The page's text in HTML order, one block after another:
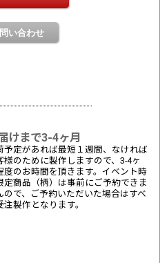
けまで3-4ヶ月
予定があれば最短１週間、なければ
様のために製作しますので、3-4ヶ
度のお時間を頂きます。イベント時
定商品（柄）は事前にご予約できま
ので、ご予約いただいた場合はすべ
注製作となります。